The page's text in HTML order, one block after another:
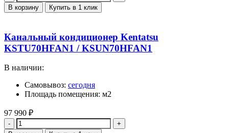
В корзину Купить в 1 клик
Канальный кондиционер Kentatsu
KSTU70HFAN1 / KSUN70HFAN1
В наличии:
Самовывоз: сегодня
Площадь помещения: м2
97 990 ₽
Количество